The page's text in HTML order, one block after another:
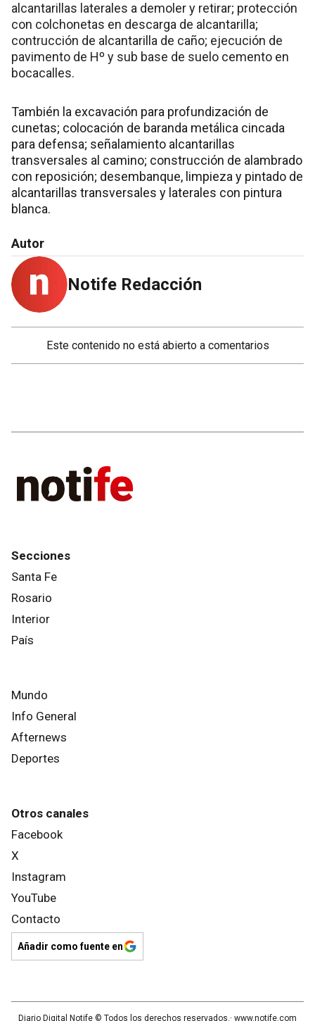
alcantarillas laterales a demoler y retirar; protección
con colchonetas en descarga de alcantarilla;
contrucción de alcantarilla de caño; ejecución de
pavimento de Hº y sub base de suelo cemento en
bocacalles.
También la excavación para profundización de
cunetas; colocación de baranda metálica cincada
para defensa; señalamiento alcantarillas
transversales al camino; construcción de alambrado
con reposición; desembanque, limpieza y pintado de
alcantarillas transversales y laterales con pintura
blanca.
Autor
Notife Redacción
Este contenido no está abierto a comentarios
Secciones
Santa Fe
Rosario
Interior
País
Mundo
Info General
Afternews
Deportes
Otros canales
Facebook
X
Instagram
YouTube
Contacto
Añadir como fuente en
Diario Digital Notife © Todos los derechos reservados.· www.notife.com